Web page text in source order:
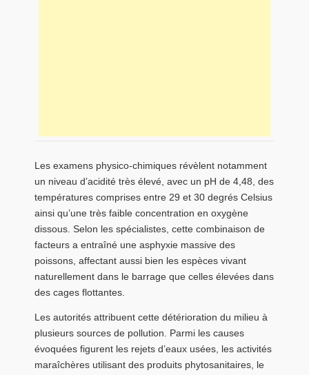
Les examens physico-chimiques révèlent notamment
un niveau d’acidité très élevé, avec un pH de 4,48, des
températures comprises entre 29 et 30 degrés Celsius
ainsi qu’une très faible concentration en oxygène
dissous. Selon les spécialistes, cette combinaison de
facteurs a entraîné une asphyxie massive des
poissons, affectant aussi bien les espèces vivant
naturellement dans le barrage que celles élevées dans
des cages flottantes.
Les autorités attribuent cette détérioration du milieu à
plusieurs sources de pollution. Parmi les causes
évoquées figurent les rejets d’eaux usées, les activités
maraîchères utilisant des produits phytosanitaires, le